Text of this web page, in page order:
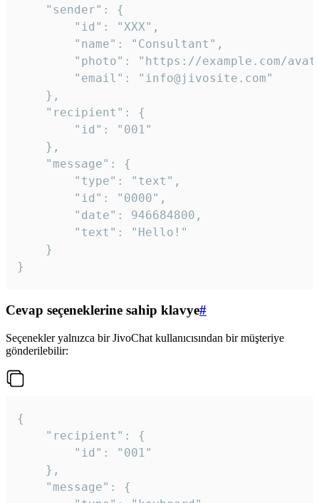
}
Cevap seçeneklerine sahip klavye#
Seçenekler yalnızca bir JivoChat kullanıcısından bir müşteriye
gönderilebilir:
{